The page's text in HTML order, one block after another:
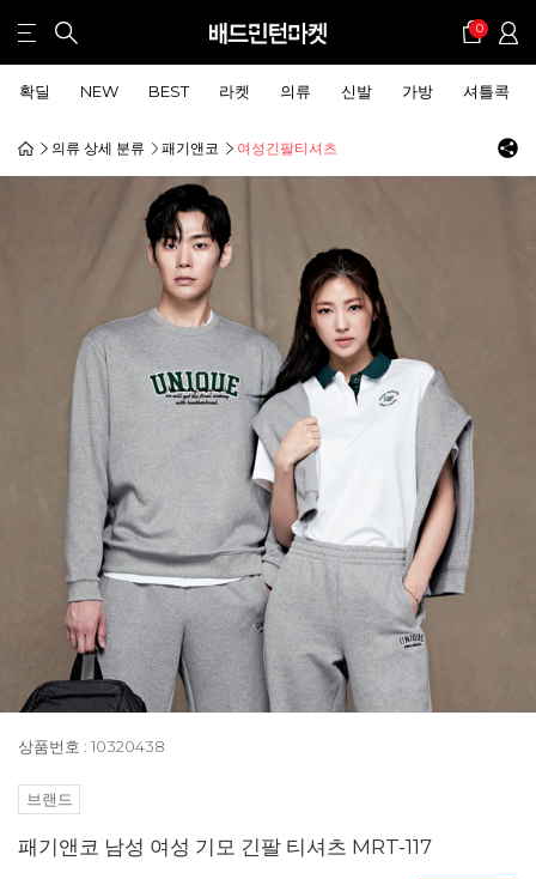
0
확딜 NEW BEST 라켓 의류 신발 가방 셔틀콕
의류 상세 분류 패기앤코 여성긴팔티셔츠
상품번호 : 10320438
브랜드
패기앤코 남성 여성 기모 긴팔 티셔츠 MRT-117